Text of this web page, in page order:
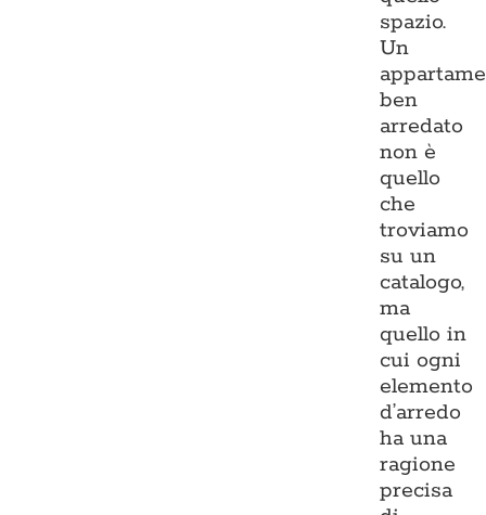
spazio.
Un
ben
arredato
non è
quello
che
troviamo
su un
catalogo,
ma
quello in
cui ogni
elemento
d’arredo
ha una
ragione
precisa